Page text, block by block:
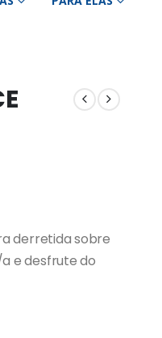
derretida sobre
e desfrute do